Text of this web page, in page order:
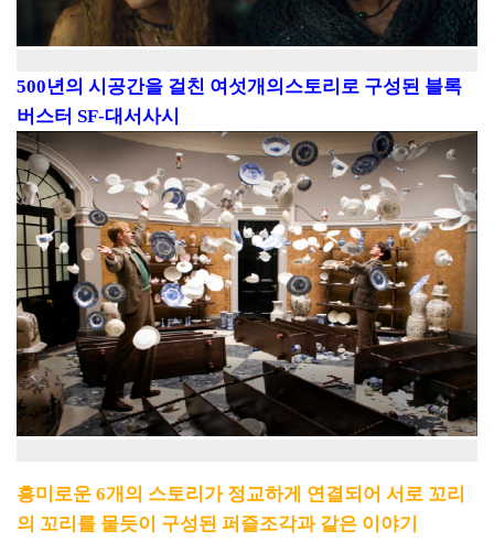
500년의 시공간을 걸친 여섯개의스토리로 구성된 블록
버스터 SF-대서사시
흥미로운 6개의 스토리가 정교하게 연결되어 서로 꼬리
의 꼬리를 물듯이 구성된 퍼즐조각과 같은 이야기